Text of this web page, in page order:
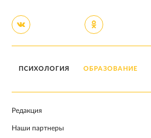
ПСИХОЛОГИЯ ОБРАЗОВАНИЕ
Редакция
Наши партнеры